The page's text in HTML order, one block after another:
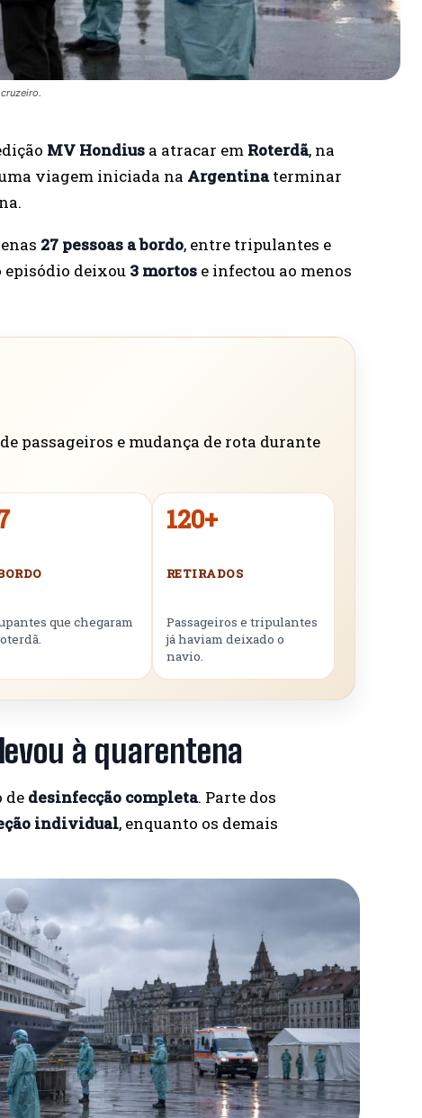
MV Hondius a atracar em Roterdã, na
uma viagem iniciada na Argentinaterminar
27 pessoas a bordo, entre tripulantes e
episódio deixou 3 mortos e infectou ao menos
passageiros e mudança de rota durante
que chegaram
120+
RETIRADOS
Passageiros e tripulantes
já haviam deixado o
navio.
à quarentena
de desinfecção completa. Parte dos
individual, enquanto os demais